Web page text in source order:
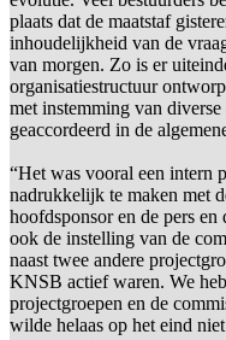
plaats dat de maatstaf
inhoudelijkheid van de
van morgen. Zo is er
organisatiestructuur
met instemming van
geaccordeerd in de
“Het was vooral een intern
nadrukkelijk te maken met
hoofdsponsor en de pers
ook de instelling van de
naast twee andere
KNSB actief waren. We
projectgroepen en de
wilde helaas op het eind